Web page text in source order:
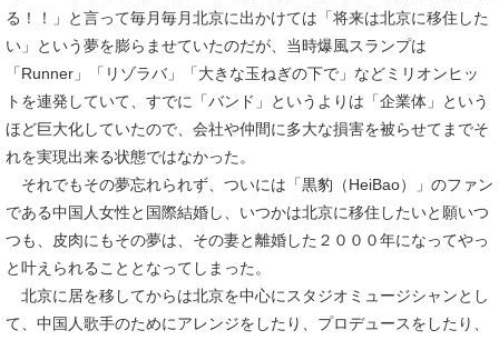
る！！」と言って毎月毎月北京に出かけては「将来は北京に移住した
い」という夢を膨らませていたのだが、当時爆風スランプは
「Runner」「リゾラバ」「大きな玉ねぎの下で」などミリオンヒッ
トを連発していて、すでに「バンド」というよりは「企業体」という
ほど巨大化していたので、会社や仲間に多大な損害を被らせてまでそ
れを実現出来る状態ではなかった。
それでもその夢忘れられず、ついには「黒豹（HeiBao）」のファン
である中国人女性と国際結婚し、いつかは北京に移住したいと願いつ
つも、皮肉にもその夢は、その妻と離婚した２０００年になってやっ
と叶えられることとなってしまった。
北京に居を移してからは北京を中心にスタジオミュージシャンとし
て、中国人歌手のためにアレンジをしたり、プロデュースをしたり、